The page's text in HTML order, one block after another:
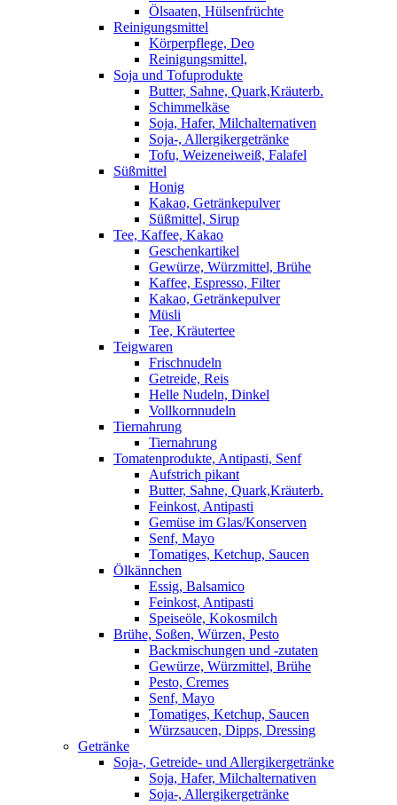
Ölsaaten, Hülsenfrüchte
Reinigungsmittel
Körperpflege, Deo
Reinigungsmittel,
Soja und Tofuprodukte
Butter, Sahne, Quark,Kräuterb.
Schimmelkäse
Soja, Hafer, Milchalternativen
Soja-, Allergikergetränke
Tofu, Weizeneiweiß, Falafel
Süßmittel
Honig
Kakao, Getränkepulver
Süßmittel, Sirup
Tee, Kaffee, Kakao
Geschenkartikel
Gewürze, Würzmittel, Brühe
Kaffee, Espresso, Filter
Kakao, Getränkepulver
Müsli
Tee, Kräutertee
Teigwaren
Frischnudeln
Getreide, Reis
Helle Nudeln, Dinkel
Vollkornnudeln
Tiernahrung
Tiernahrung
Tomatenprodukte, Antipasti, Senf
Aufstrich pikant
Butter, Sahne, Quark,Kräuterb.
Feinkost, Antipasti
Gemüse im Glas/Konserven
Senf, Mayo
Tomatiges, Ketchup, Saucen
Ölkännchen
Essig, Balsamico
Feinkost, Antipasti
Speiseöle, Kokosmilch
Brühe, Soßen, Würzen, Pesto
Backmischungen und -zutaten
Gewürze, Würzmittel, Brühe
Pesto, Cremes
Senf, Mayo
Tomatiges, Ketchup, Saucen
Würzsaucen, Dipps, Dressing
Getränke
Soja-, Getreide- und Allergikergetränke
Soja, Hafer, Milchalternativen
Soja-, Allergikergetränke